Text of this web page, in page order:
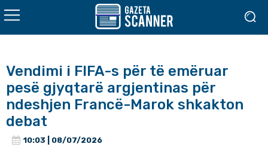
Vendimi i FIFA-s për të emëruar
pesë gjyqtarë argjentinas për
ndeshjen Francë-Marok shkakton
debat
10:03 | 08/07/2026